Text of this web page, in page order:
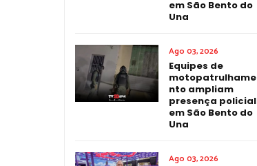
em São Bento do
Una
Ago 03, 2026
Equipes de
motopatrulhame
nto ampliam
presença policial
em São Bento do
Una
Ago 03, 2026